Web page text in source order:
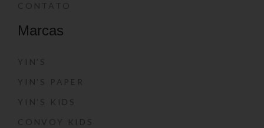
CONTATO
Marcas
YIN’S
YIN’S PAPER
YIN’S KIDS
CONVOY KIDS